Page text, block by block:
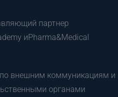
партнер
иPharma&Medical
внешним коммуникациям и
органами